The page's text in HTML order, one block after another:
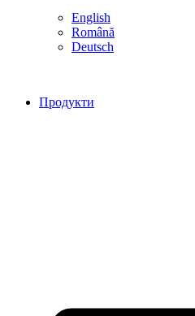
English
Română
Deutsch
Продукти